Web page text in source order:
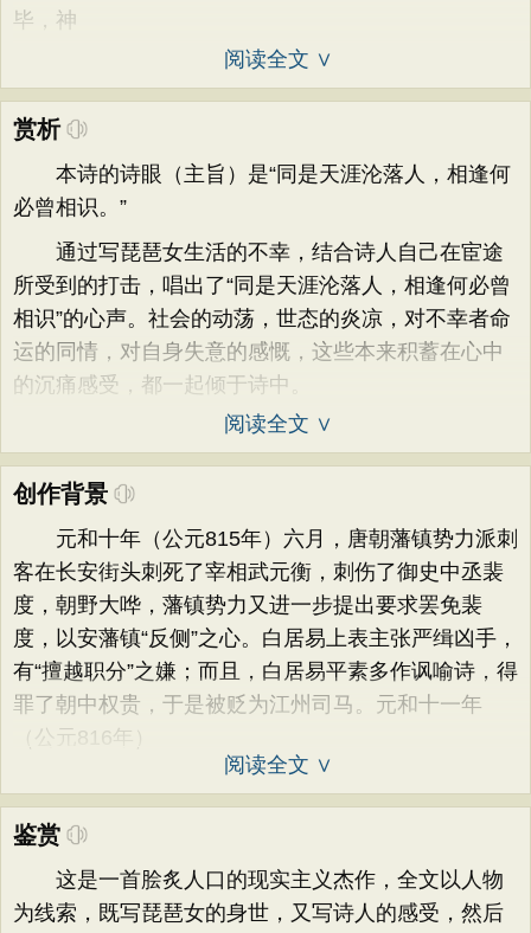
毕，神
阅读全文 ∨
赏析
本诗的诗眼（主旨）是“同是天涯沦落人，相逢何
必曾相识。”
通过写琵琶女生活的不幸，结合诗人自己在宦途
所受到的打击，唱出了“同是天涯沦落人，相逢何必曾
相识”的心声。社会的动荡，世态的炎凉，对不幸者命
运的同情，对自身失意的感慨，这些本来积蓄在心中
的沉痛感受，都一起倾于诗中。
阅读全文 ∨
创作背景
元和十年（公元815年）六月，唐朝藩镇势力派刺
客在长安街头刺死了宰相武元衡，刺伤了御史中丞裴
度，朝野大哗，藩镇势力又进一步提出要求罢免裴
度，以安藩镇“反侧”之心。白居易上表主张严缉凶手，
有“擅越职分”之嫌；而且，白居易平素多作讽喻诗，得
罪了朝中权贵，于是被贬为江州司马。元和十一年
（公元816年）
阅读全文 ∨
鉴赏
这是一首脍炙人口的现实主义杰作，全文以人物
为线索，既写琵琶女的身世，又写诗人的感受，然后